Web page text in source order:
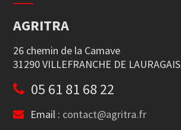
AGRITRA
26 chemin de la Camave
31290 VILLEFRANCHE DE LAURAGAIS
05 61 81 68 22
Email : contact@agritra.fr